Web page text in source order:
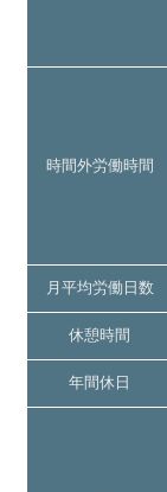
時間外労働時間
月平均労働日数
休憩時間
年間休日